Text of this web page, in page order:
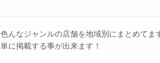
色んなジャンルの店舗を地域別にまとめてま
単に掲載する事が出来ます！